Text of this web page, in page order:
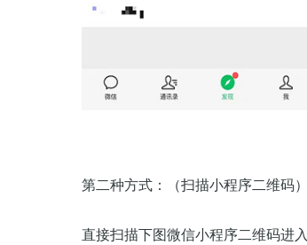
第二种方式：（扫描小程序二维码）
直接扫描下图微信小程序二维码进入